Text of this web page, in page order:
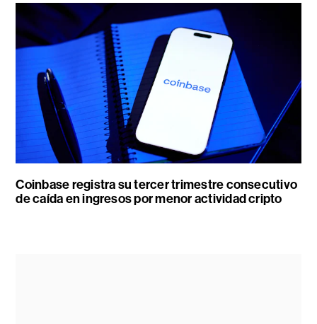
Coinbase registra su tercer trimestre consecutivo
de caída en ingresos por menor actividad cripto